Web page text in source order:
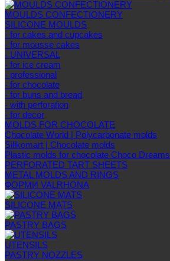
MOULDS CONFECTIONERY
SILICONE MOULDS
- for cakes and cupcakes
- for mousse cakes
- UNIVERSAL
- for ice cream
- professional
- for chocolate
- for buns and bread
- with perforation
- for decor
MOLDS FOR CHOCOLATE
Chocolate World | Polycarbonate molds
Silikomart | Chocolate molds
Plastic molds for chocolate Choco Dreams
PERFORATED TART SHEETS
METAL MOLDS AND RINGS
ФОРМИ VALRHONA
SILICONE MATS
PASTRY BAGS
UTENSILS
PASTRY NOZZLES